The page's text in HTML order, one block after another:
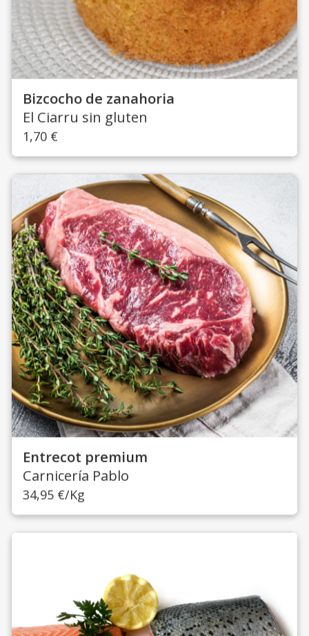
Bizcocho de zanahoria
El Ciarru sin gluten
1,70 €
Entrecot premium
Carnicería Pablo
34,95 €/Kg